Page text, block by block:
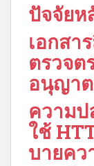
ปัจจัยห
เอกสา
ตรวจต
อนุญา
ความป
ใช้
บายคว